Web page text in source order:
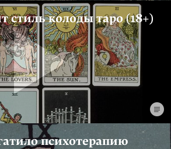
стиль колоды таро (18+)
психотерапию